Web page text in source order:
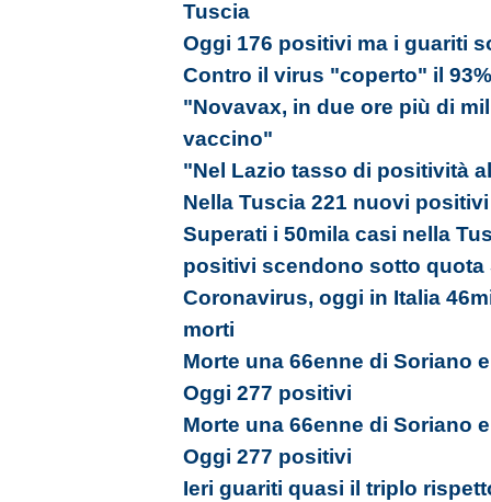
Tuscia
Oggi 176 positivi ma i guariti
Contro il virus "coperto" il
"Novavax, in due ore più di
vaccino"
"Nel Lazio tasso di positività
Nella Tuscia 221 nuovi
Superati i 50mila casi nella
positivi scendono sotto quota
Coronavirus, oggi in Italia
morti
Morte una 66enne di Soriano
Oggi 277 positivi
Morte una 66enne di Soriano
Oggi 277 positivi
Ieri guariti quasi il triplo